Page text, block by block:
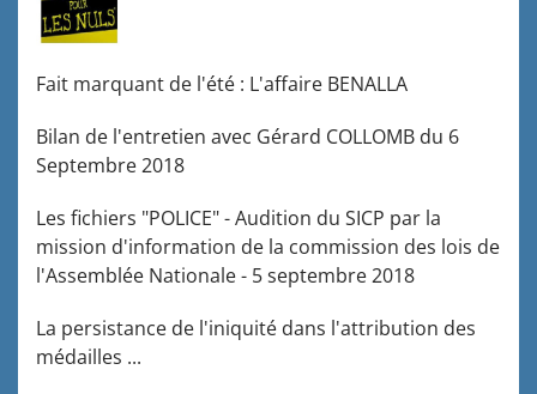
Fait marquant de l'été : L'affaire BENALLA
Bilan de l'entretien avec Gérard COLLOMB du 6
Septembre 2018
Les fichiers "POLICE" - Audition du SICP par la
mission d'information de la commission des lois de
l'Assemblée Nationale - 5 septembre 2018
La persistance de l'iniquité dans l'attribution des
médailles ...